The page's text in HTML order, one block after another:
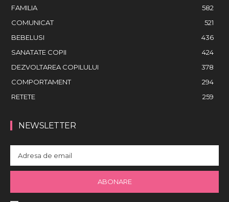
FAMILIA
582
COMUNICAT
521
BEBELUSI
436
SANATATE COPII
424
DEZVOLTAREA COPILULUI
378
COMPORTAMENT
294
RETETE
259
NEWSLETTER
ABONARE